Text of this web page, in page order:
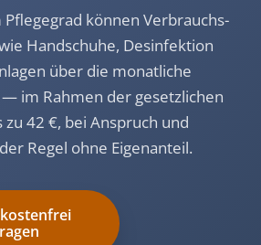
können Verbrauchs-
Handschuhe, Desinfektion
über die monatliche
im Rahmen der gesetzlichen
zu 42 €, bei Anspruch und
Regel ohne Eigenanteil.